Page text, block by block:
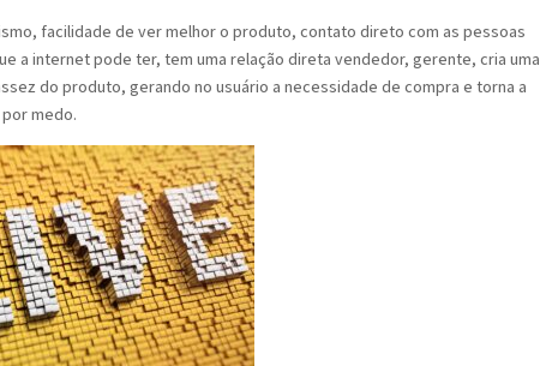
facilidade de ver melhor o produto, contato direto com as pessoas
a internet pode ter, tem uma relação direta vendedor, gerente, cria uma
do produto, gerando no usuário a necessidade de compra e torna a
medo.